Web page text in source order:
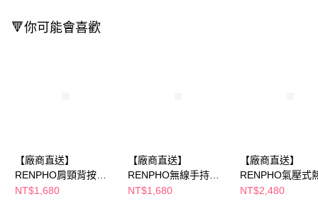
🔻你可能會喜歡
【廠商直送】
RENPHO肩頸背按摩
器
NT$1,680
【廠商直送】
RENPHO無線手持按
摩器-白
NT$1,680
【廠商直送】
RENPHO氣壓式
眼部按摩器-白
NT$2,480